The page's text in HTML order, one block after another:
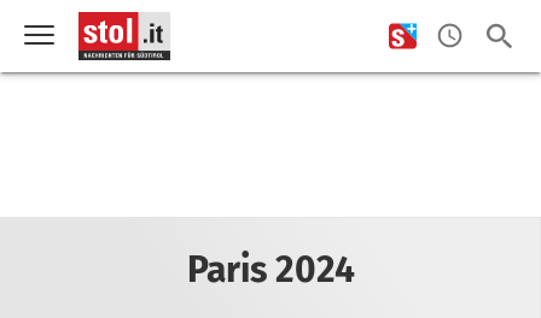
Paris 2024